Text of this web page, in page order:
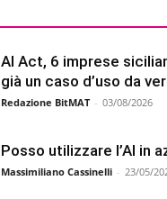
AI Act, 6 imprese
già un caso d’uso da
Redazione BitMAT - 03/08/2026
Posso utilizzare l’AI in
Massimiliano Cassinelli - 23/05/